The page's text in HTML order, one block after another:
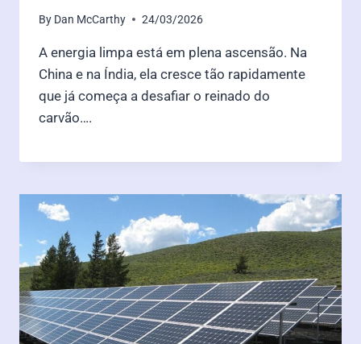
By Dan McCarthy 24/03/2026
A energia limpa está em plena ascensão. Na
China e na Índia, ela cresce tão rapidamente
que já começa a desafiar o reinado do
carvão….